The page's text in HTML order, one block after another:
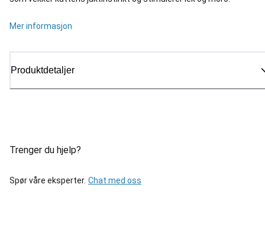
Mer informasjon
Produktdetaljer
Trenger du hjelp?
Spør våre eksperter. Chat med oss